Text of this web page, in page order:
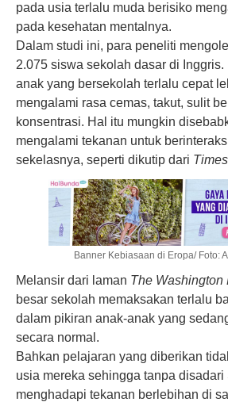
pada usia terlalu muda berisiko
pada kesehatan mentalnya.
Dalam studi ini, para peneliti
2.075 siswa sekolah dasar di
anak yang bersekolah terlalu cepat
mengalami rasa cemas, takut, sulit
konsentrasi. Hal itu mungkin
mengalami tekanan untuk
sekelasnya, seperti dikutip dari
Banner Kebiasaan di Eropa/ Foto:
Melansir dari laman The Washington
besar sekolah memaksakan terlalu
dalam pikiran anak-anak yang
secara normal.
Bahkan pelajaran yang diberikan
usia mereka sehingga tanpa disadari
menghadapi tekanan berlebihan di